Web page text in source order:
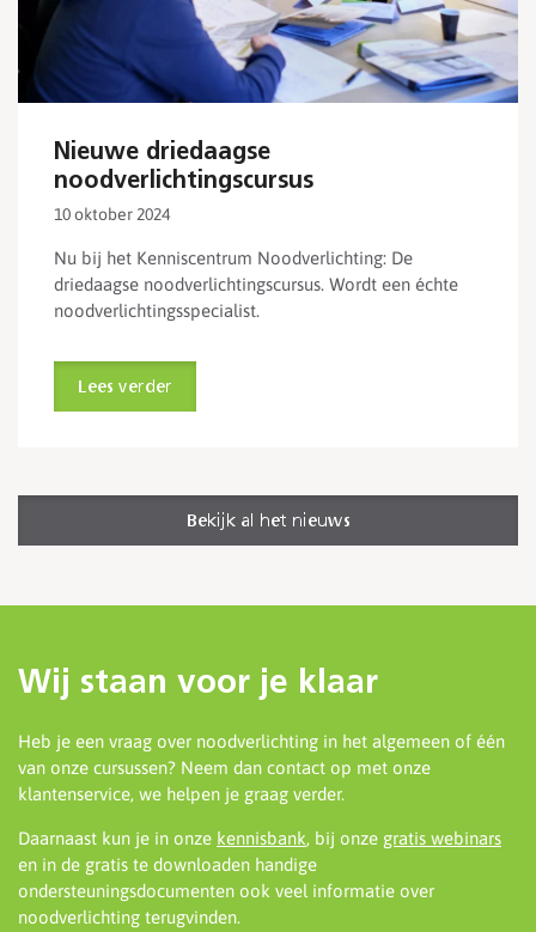
Nieuwe driedaagse
noodverlichtingscursus
10 oktober 2024
Nu bij het Kenniscentrum Noodverlichting: De
driedaagse noodverlichtingscursus. Wordt een échte
noodverlichtingsspecialist.
Lees verder
Bekijk al het nieuws
Wij staan voor je klaar
Heb je een vraag over noodverlichting in het algemeen of één
van onze cursussen? Neem dan contact op met onze
klantenservice, we helpen je graag verder.
Daarnaast kun je in onze kennisbank, bij onze gratis webinars
en in de gratis te downloaden handige
ondersteuningsdocumenten ook veel informatie over
noodverlichting terugvinden.